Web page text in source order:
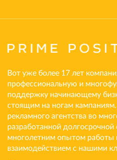
Вот уже более 17 лет
профессиональную и
поддержку начинающему
стоящим на ногам
рекламного агентства во
разработанной долгосрочной
многолетним опытом
взаимодействием с нашими